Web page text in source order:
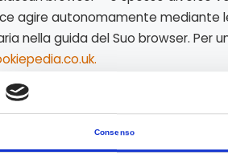
Consenso
agire autonomamente mediante
nella guida del Suo browser. Per
pubblicitarie consentono inoltre di
dei cookie, ma interrompe